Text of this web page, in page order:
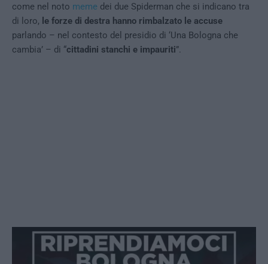
come nel noto meme dei due Spiderman che si indicano tra
di loro, le forze di destra hanno rimbalzato le accuse
parlando – nel contesto del presidio di ‘Una Bologna che
cambia’ – di “cittadini stanchi e impauriti”.